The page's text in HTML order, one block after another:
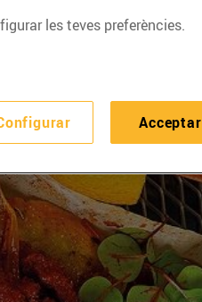
les teves preferències.
Acceptar